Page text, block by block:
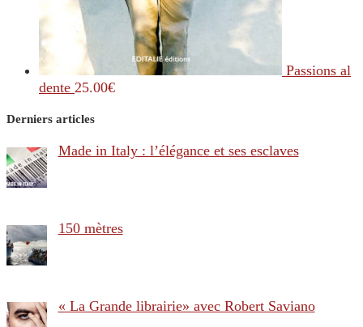
Passions al
dente 25.00€
Derniers articles
Made in Italy : l’élégance et ses esclaves
150 mètres
« La Grande librairie» avec Robert Saviano